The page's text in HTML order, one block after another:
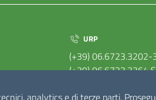
analytics e di terze parti.
URP
(+39) 06.6723.3202-
(+39) 06.6723.3364